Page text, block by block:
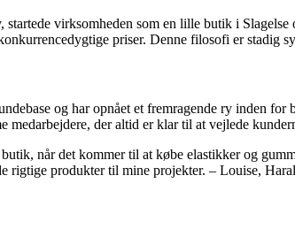
virksomheden som en lille butik i
priser. Denne filosofi er stadig
og har opnået et fremragende ry inden
der altid er klar til at vejlede
når det kommer til at købe elastikker og
rigtige produkter til mine projekter. – Louise,